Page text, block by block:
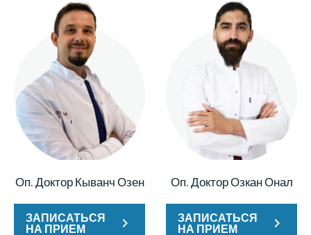
Оп. Доктор Кыванч Озен
ЗАПИСАТЬСЯ
НА ПРИЕМ
Оп. Доктор Озкан Онал
ЗАПИСАТЬСЯ
НА ПРИЕМ